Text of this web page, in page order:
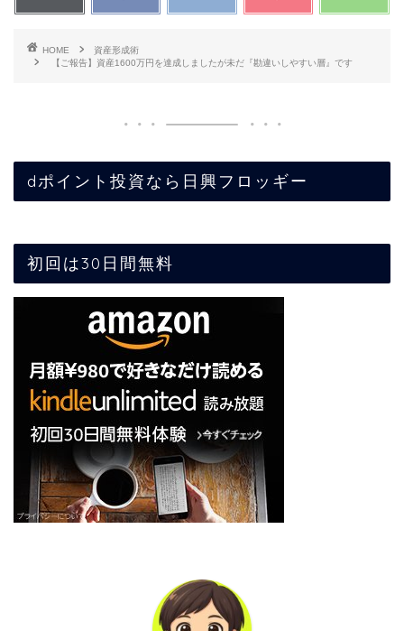
HOME
資産形成術
【ご報告】資産1600万円を達成しましたが未だ『勘違いしやすい層』です
dポイント投資なら日興フロッギー
初回は30日間無料